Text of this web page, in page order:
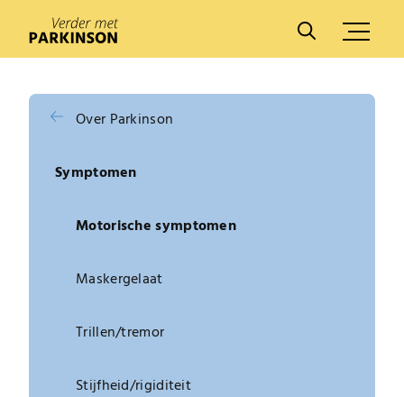
Over Parkinson
Symptomen
Motorische symptomen
Maskergelaat
Trillen/tremor
Stijfheid/rigiditeit